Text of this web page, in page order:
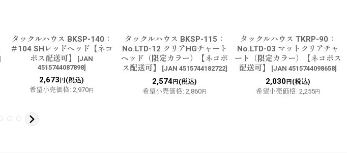
タックルハウス BKSP-140：
＃104 SHレッドヘッド【ネコ
ポス配送可】
[JAN
4515744087898]
2,673 円(税込)
希望小売価格: 2,970円
タックルハウス BKSP-115：
No.LTD-12 クリアHGチャート
ヘッド（限定カラー）【ネコポ
ス配送可】
[JAN 4515744182722]
2,574 円(税込)
希望小売価格: 2,860円
タックルハウス TKRP-90：
No.LTD-03 マットクリアチャ
ート（限定カラー）【ネコポス
配送可】
[JAN 4515744098658]
2,030円(税込)
希望小売価格: 2,255円